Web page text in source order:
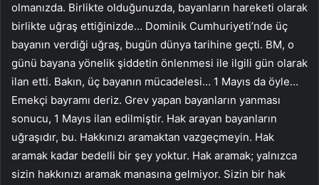
olmanızda. Birlikte olduğunuzda, bayanların hareketi olarak
birlikte uğraş ettiğinizde… Dominik Cumhuriyeti’nde üç
bayanın verdiği uğraş, bugün dünya tarihine geçti. BM, o
günü bayana yönelik şiddetin önlenmesi ile ilgili gün olarak
ilan etti. Bakın, üç bayanın mücadelesi… 1 Mayıs da öyle…
Emekçi bayramı deriz. Grev yapan bayanların yanması
sonucu, 1 Mayıs ilan edilmiştir. Hak arayan bayanların
uğraşıdır, bu. Hakkınızı aramaktan vazgeçmeyin. Hak
aramak kadar bedelli bir şey yoktur. Hak aramak; yalnızca
sizin hakkınızı aramak manasına gelmiyor. Sizin bir hak